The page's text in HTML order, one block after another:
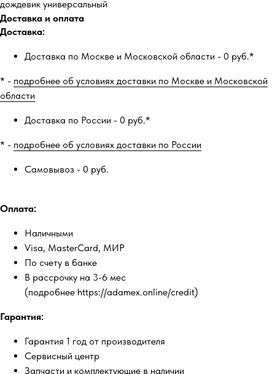
дождевик универсальный
Доставка и оплата
Доставка:
Доставка по Москве и Московской области - 0 руб.*
* - подробнее об условиях доставки по Москве и Московской
области
Доставка по России - 0 руб.*
* - подробнее об условиях доставки по России
Самовывоз - 0 руб.
Оплата:
Наличными
Visa, MasterCard, МИР
По счету в банке
В рассрочку на 3-6 мес
(подробнее https://adamex.online/credit)
Гарантия:
Гарантия 1 год от производителя
Сервисный центр
Запчасти и комплектующие в наличии